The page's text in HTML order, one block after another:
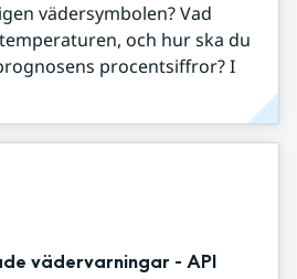
vädersymbolen? Vad
och hur ska du
procentsiffror? I
vädervarningar - API